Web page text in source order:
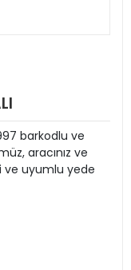
barkodlu ve
aracınız ve
ve uyumlu yede